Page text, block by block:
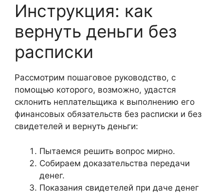
Инструкция: как
вернуть деньги без
расписки
Рассмотрим пошаговое руководство, с
помощью которого, возможно, удастся
склонить неплательщика к выполнению его
финансовых обязательств без расписки и без
свидетелей и вернуть деньги:
Пытаемся решить вопрос мирно.
Собираем доказательства передачи
денег.
Показания свидетелей при даче денег